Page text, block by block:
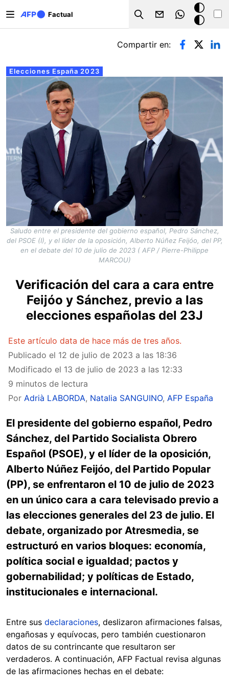
Factual
Search
Modo
oscuro
Solapas principales
Elecciones España 2023
Compartir en:
Saludo entre el presidente del gobierno español, Pedro Sánchez,
del PSOE (I), y el líder de la oposición, Alberto Núñez Feijóo, del PP,
en el debate del 10 de julio de 2023 ( AFP / Pierre-Philippe
MARCOU)
Verificación del cara a cara entre
Feijóo y Sánchez, previo a las
elecciones españolas del 23J
Este artículo data de hace más de tres años.
Publicado el 12 de julio de 2023 a las 18:36
Modificado el 13 de julio de 2023 a las 12:33
9 minutos de lectura
Por Adrià LABORDA, Natalia SANGUINO, AFP España
El presidente del gobierno español, Pedro
Sánchez, del Partido Socialista Obrero
Español (PSOE), y el líder de la oposición,
Alberto Núñez Feijóo, del Partido Popular
(PP), se enfrentaron el 10 de julio de 2023
en un único cara a cara televisado previo a
las elecciones generales del 23 de julio. El
debate, organizado por Atresmedia, se
estructuró en varios bloques: economía,
política social e igualdad; pactos y
gobernabilidad; y políticas de Estado,
institucionales e internacional.
Entre sus declaraciones, deslizaron afirmaciones falsas,
engañosas y equívocas, pero también cuestionaron
datos de su contrincante que resultaron ser
verdaderos. A continuación, AFP Factual revisa algunas
de las afirmaciones hechas en el debate: